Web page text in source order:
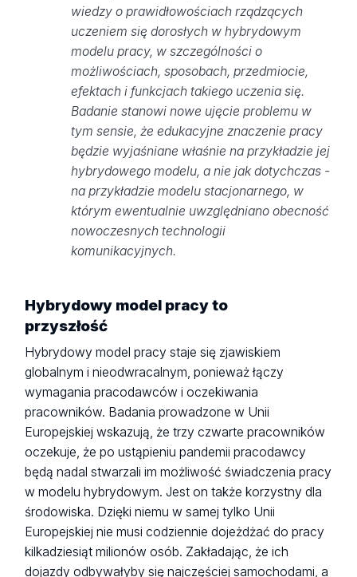
wiedzy o prawidłowościach rządzących
uczeniem się dorosłych w hybrydowym
modelu pracy, w szczególności o
możliwościach, sposobach, przedmiocie,
efektach i funkcjach takiego uczenia się.
Badanie stanowi nowe ujęcie problemu w
tym sensie, że edukacyjne znaczenie pracy
będzie wyjaśniane właśnie na przykładzie jej
hybrydowego modelu, a nie jak dotychczas -
na przykładzie modelu stacjonarnego, w
którym ewentualnie uwzględniano obecność
nowoczesnych technologii
komunikacyjnych.
Hybrydowy model pracy to
przyszłość
Hybrydowy model pracy staje się zjawiskiem
globalnym i nieodwracalnym, ponieważ łączy
wymagania pracodawców i oczekiwania
pracowników. Badania prowadzone w Unii
Europejskiej wskazują, że trzy czwarte pracowników
oczekuje, że po ustąpieniu pandemii pracodawcy
będą nadal stwarzali im możliwość świadczenia pracy
w modelu hybrydowym. Jest on także korzystny dla
środowiska. Dzięki niemu w samej tylko Unii
Europejskiej nie musi codziennie dojeżdżać do pracy
kilkadziesiąt milionów osób. Zakładając, że ich
dojazdy odbywałyby się najczęściej samochodami, a